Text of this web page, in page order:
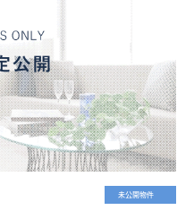
未公開物件